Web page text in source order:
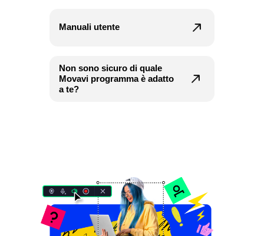
Manuali utente
Non sono sicuro di quale
Movavi programma è adatto
a te?